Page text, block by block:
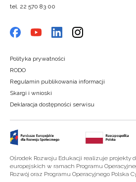
tel. 22 570 83 00
Polityka prywatności
RODO
Regulamin publikowania informacji
Skargi i wnioski
Deklaracja dostępności serwisu
Ośrodek Rozwoju Edukacji realizuje projekty
europejskich w ramach Programu
Rozwój oraz Programu Operacyjnego Polska